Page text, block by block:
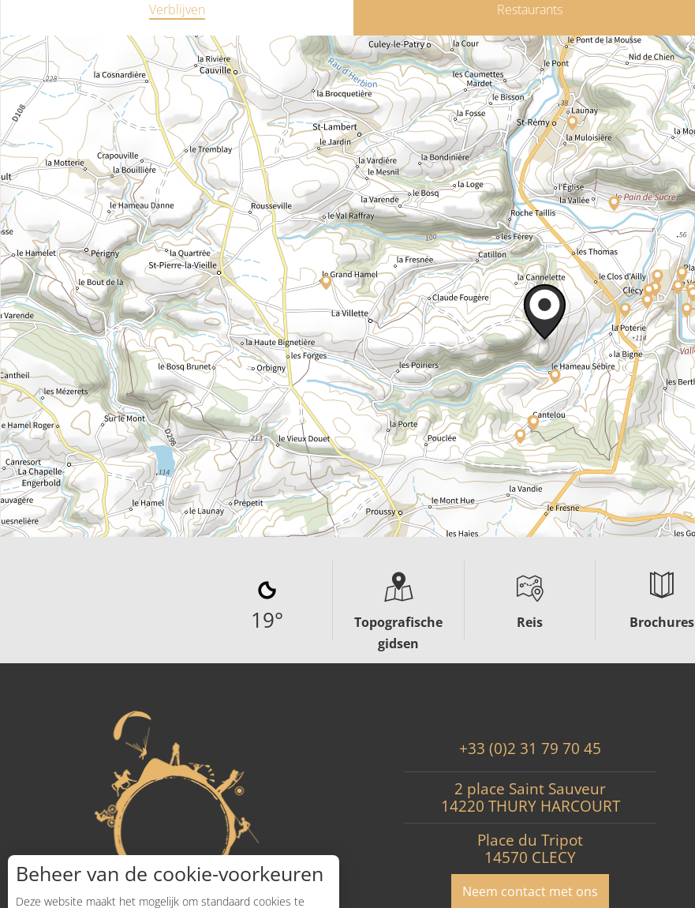
Verblijven Restaurants
19°
Topografische
gidsen
Reis Brochures
+33 (0)2 31 79 70 45
2 place Saint Sauveur
14220 THURY HARCOURT
Place du Tripot
14570 CLECY
Neem contact met ons
Beheer van de cookie-voorkeuren
Deze website maakt het mogelijk om standaard cookies te